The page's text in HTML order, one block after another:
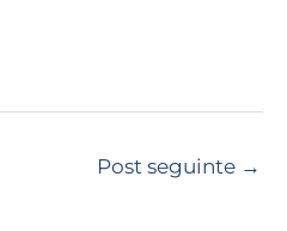
Post seguinte →